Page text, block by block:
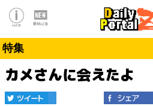
特集
カメさんに会えたよ